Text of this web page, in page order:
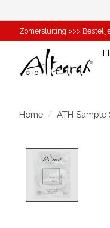
Zomersluiting >>> Bestel
Home / ATH Sample